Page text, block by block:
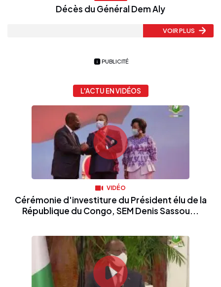
Décès du Général Dem Aly
VOIR PLUS
PUBLICITÉ
L'ACTU EN VIDÉOS
VIDÉO
Cérémonie d'investiture du Président élu de la
République du Congo, SEM Denis Sassou...